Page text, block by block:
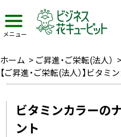
メニュー
ホーム > ご昇進・ご栄転(法人） >
【ご昇進・ご栄転(法人）】ビタ
ビタミンカラーの
ント